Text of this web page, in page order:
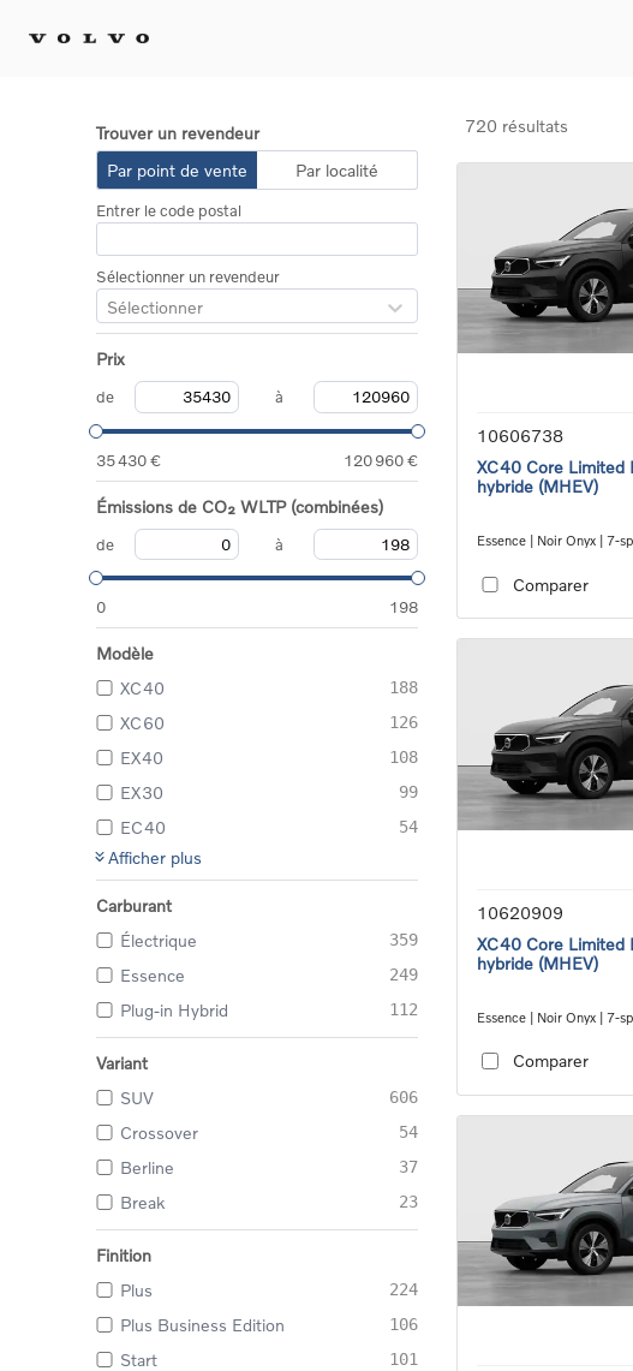
EX40
EC40
EX90
ES90
XC40
Offres du
Voitures
certifiées
Voitures de
Flotte
rechargeables
Trouver un revendeur
Par point de vente
Par localité
Entrer le code postal
Sélectionner un revendeur
Sélectionner
Prix
de à
35 430 € 120 960 €
Émissions de CO₂ WLTP (combinées)
de à
0 198
Modèle
XC40
188
XC60 126
EX40 108
EX30 99
EC40 54
Afficher plus
Carburant
Électrique
359
Essence 249
Plug-in Hybrid 112
Variant
SUV
606
Crossover 54
Berline 37
Break 23
Finition
Plus
224
Plus Business Edition 106
Start 101
720 résultats
10606738
XC40 Core Limited
hybride (MHEV)
Essence | Noir Onyx | 7-
Comparer
10620909
XC40 Core Limited
hybride (MHEV)
Essence | Noir Onyx | 7-
Comparer